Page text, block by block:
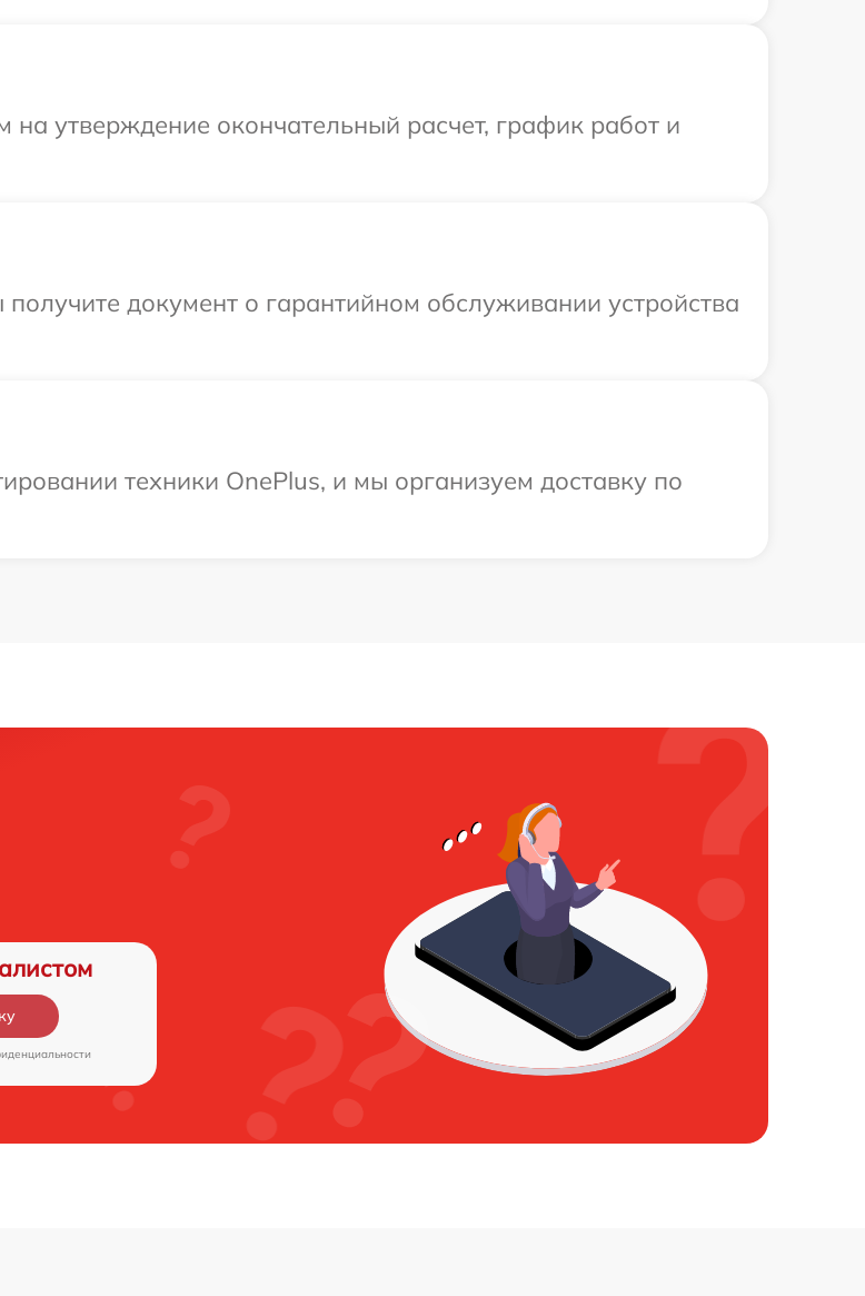
утверждение окончательный расчет, график работ и
документ о гарантийном обслуживании устройства
техники OnePlus, и мы организуем доставку по